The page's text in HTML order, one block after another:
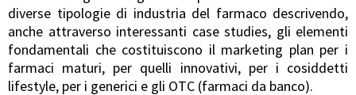
diverse tipologie di industria del farmaco descrivendo,
anche attraverso interessanti case studies, gli elementi
fondamentali che costituiscono il marketing plan per i
farmaci maturi, per quelli innovativi, per i cosiddetti
lifestyle, per i generici e gli OTC (farmaci da banco).